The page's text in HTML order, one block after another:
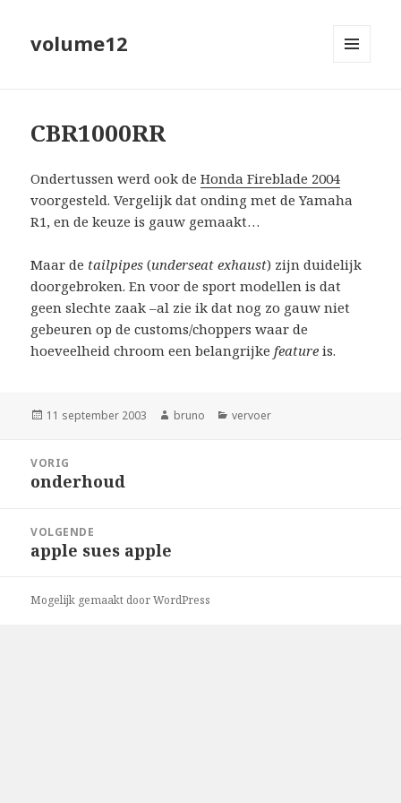
volume12
CBR1000RR
Ondertussen werd ook deHonda Fireblade 2004
voorgesteld. Vergelijk dat onding met de Yamaha
R1, en de keuze is gauw gemaakt…
Maar de tailpipes (underseat exhaust) zijn duidelijk
doorgebroken. En voor de sport modellen is dat
geen slechte zaak –al zie ik dat nog zo gauw niet
gebeuren op de customs/choppers waar de
hoeveelheid chroom een belangrijkefeature is.
Geplaatst
11 september 2003 Auteur
bruno Categorieën
vervoer
navigatie
VORIG
Vorig
onderhoud
VOLGENDE
Volgend
apple sues apple
Mogelijk gemaakt door WordPress